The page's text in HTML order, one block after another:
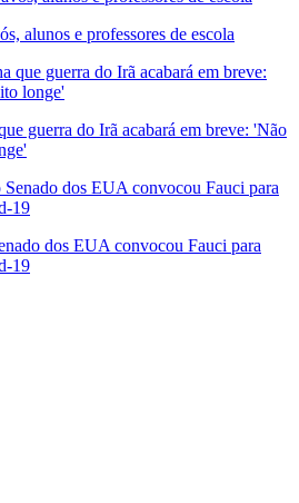
alunos e professores de escola
guerra do Irã acabará em breve: 'Não
dos EUA convocou Fauci para
19